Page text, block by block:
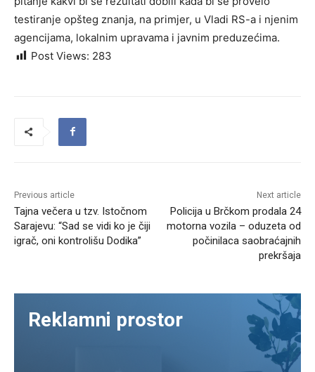
testiranje opšteg znanja, na primjer, u Vladi RS-a i njenim
agencijama, lokalnim upravama i javnim preduzećima.
Post Views: 283
Previous article
Tajna večera u tzv. Istočnom
Sarajevu: “Sad se vidi ko je čiji
igrač, oni kontrolišu Dodika”
Next article
Policija u Brčkom prodala 24
motorna vozila – oduzeta od
počinilaca saobraćajnih
prekršaja
Reklamni prostor